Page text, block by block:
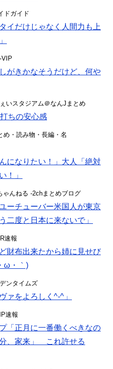
ドガイド
イだけじゃなく人間力も上
VIP
がきかなそうだけど、何や
いスタジアム＠なんJまとめ
ちの安心感
め・読み物・長編・名
になりたい！」大人「絶対
！」
ゃんねる -2chまとめブログ
ーチューバー米国人が東京
二度と日本に来ないで」
速報
財布出来たから姉に見せび
ω・｀)
ンタイムズ
ァをよろしく^-^」
速報
「正月に一番働くべきなの
、家来」 これ許せる